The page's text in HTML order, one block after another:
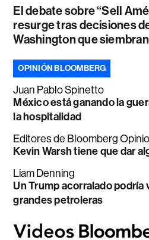
El debate sobre “Sell
resurge tras decisiones
Washington que
OPINIÓN BLOOMBERG
Juan Pablo Spinetto
México está ganando la
la hospitalidad
Editores de Bloomberg
Kevin Warsh tiene que dar
Liam Denning
Un Trump acorralado podría
grandes petroleras